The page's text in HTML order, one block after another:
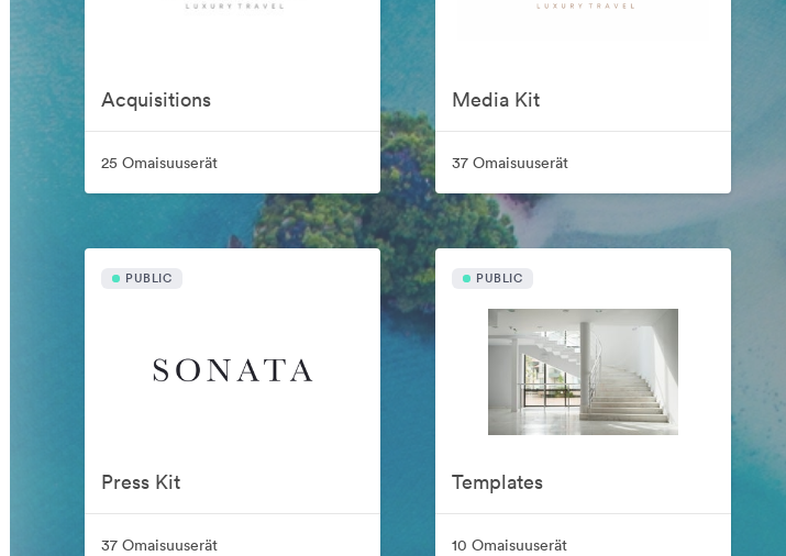
Acquisitions
25 Omaisuuserät
Media Kit
37 Omaisuuserät
PUBLIC
Press Kit
37 Omaisuuserät
PUBLIC
Templates
10 Omaisuuserät